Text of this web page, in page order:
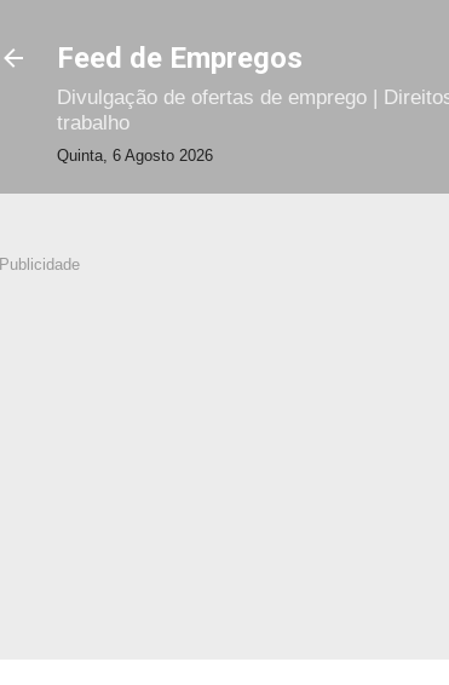
Feed de Empregos
Divulgação de ofertas de emprego |
trabalho
Quinta, 6 Agosto 2026
Publicidade